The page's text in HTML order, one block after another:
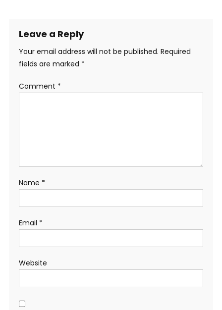
Leave a Reply
Your email address will not be published. Required
fields are marked *
Comment *
Name *
Email *
Website